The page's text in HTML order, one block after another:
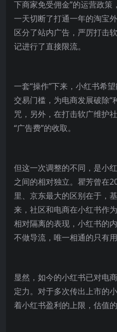
下商家免受佣金”的运营政策
一天切断了打通一年的淘宝
区分了站内广告，严厉打击
记进行了直接限流。
一套“操作”下来，小红书希
交易门槛，为电商发展破除“
咒，另外，在打击软广维护
“广告费”的收取。
但这一次调整的不同，是小
之间的相对独立。瞿芳曾在
里、京东最大的区别在于，
来，社区和电商在小红书作
相对隔离的表现，小红书的
不做导流，唯一相通的只有用
显然，如今的小红书已对电
定力。对于多次传出上市的
着小红书盈利的上限，估值的